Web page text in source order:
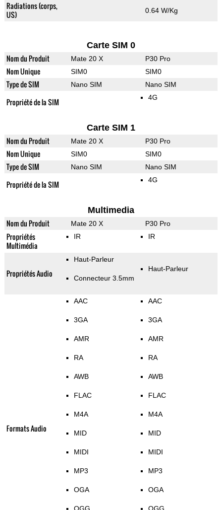
Radiations (corps,
US)
0.64 W/Kg
Carte SIM 0
Nom du Produit Mate 20 X P30 Pro
Nom Unique SIM0 SIM0
Type de SIM Nano SIM Nano SIM
Propriété de la SIM 4G
Carte SIM 1
Nom du Produit Mate 20 X P30 Pro
Nom Unique SIM0 SIM0
Type de SIM Nano SIM Nano SIM
Propriété de la SIM 4G
Multimedia
Nom du Produit Mate 20 X P30 Pro
Propriétés
Multimédia
IR IR
Propriétés Audio
Haut-Parleur
Connecteur 3.5mm
Haut-Parleur
Formats Audio
AAC
3GA
AMR
RA
AWB
FLAC
M4A
MID
MIDI
MP3
OGA
AAC
3GA
AMR
RA
AWB
FLAC
M4A
MID
MIDI
MP3
OGA